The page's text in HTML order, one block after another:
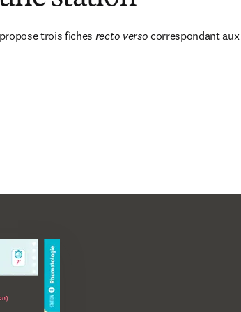
trois fiches recto verso correspondant